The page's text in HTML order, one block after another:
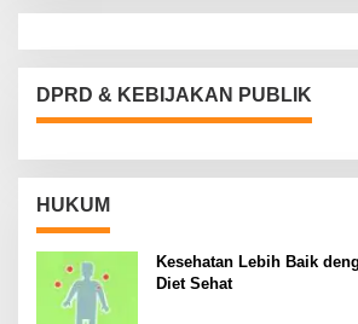
DPRD & KEBIJAKAN PUBLIK
HUKUM
Kesehatan Lebih Baik
Diet Sehat